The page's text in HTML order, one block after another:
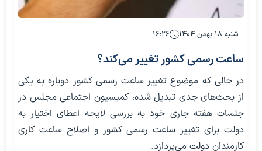
شنبه ۱۸ بهمن ۱۴۰۴ ۱۶:۲۶
ساعت رسمی کشور تغییر می‌کند؟
در حالی که موضوع تغییر ساعت رسمی کشور دوباره به یکی
از بحث‌های جدی تبدیل شده، کمیسیون اجتماعی مجلس در
جلسات هفته جاری خود به بررسی لایحه اعطای اختیار به
دولت برای تغییر ساعت رسمی کشور و اصلاح ساعت کاری
کارمندان دولت می‌پردازد.